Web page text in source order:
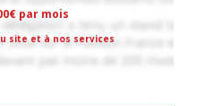
par mois
site et à nos services